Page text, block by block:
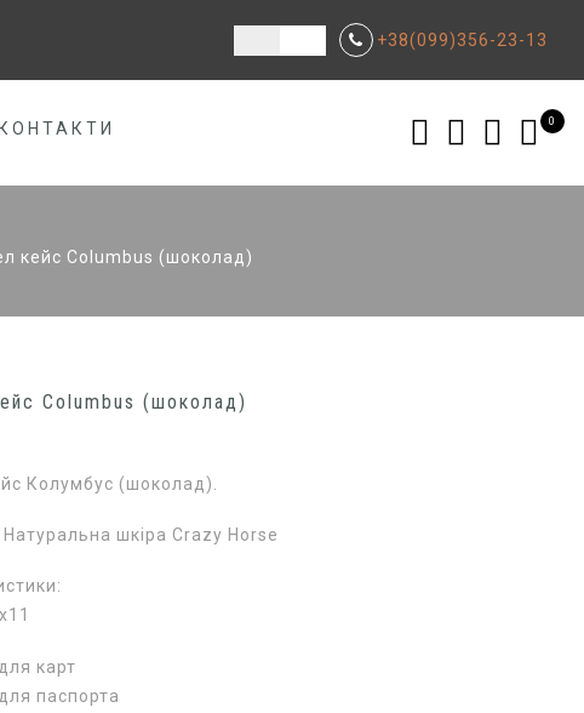
+38(099)356-23-13
КОНТАКТИ 0
кейс Columbus (шоколад)
Columbus (шоколад)
Колумбус (шоколад).
Натуральна шкіра Crazy Horse
карт
паспорта